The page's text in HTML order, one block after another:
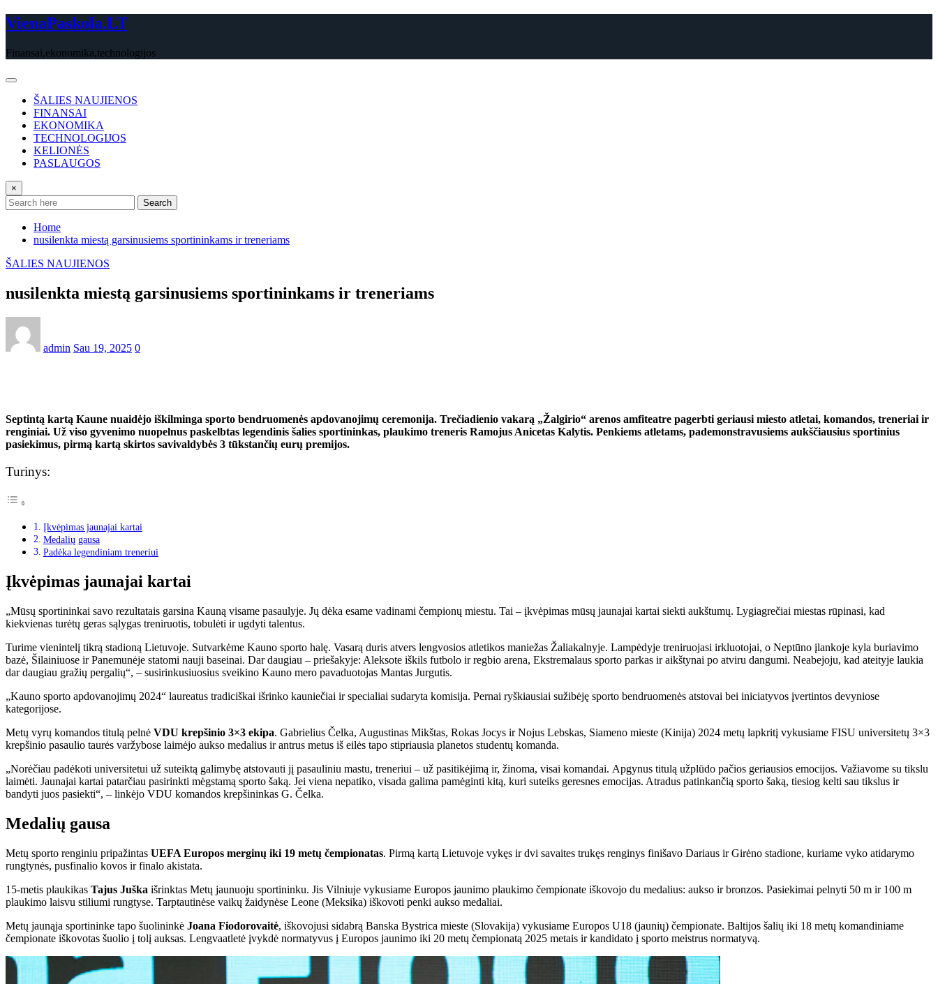
Skip
to
VienaPaskola.LT
Finansai,ekonomika,technologijos
ŠALIES NAUJIENOS
FINANSAI
EKONOMIKA
TECHNOLOGIJOS
KELIONĖS
PASLAUGOS
×
Search
Home
nusilenkta miestą garsinusiems sportininkams ir treneriams
ŠALIES NAUJIENOS
nusilenkta miestą garsinusiems sportininkams ir treneriams
admin Sau 19, 2025 0
Septintą kartą Kaune nuaidėjo iškilminga sporto bendruomenės apdovanojimų ceremonija. Trečiadienio vakarą „Žalgirio“ arenos amfiteatre pagerbti geriausi miesto atletai, komandos, treneriai ir
renginiai. Už viso gyvenimo nuopelnus paskelbtas legendinis šalies sportininkas, plaukimo treneris Ramojus Anicetas Kalytis. Penkiems atletams, pademonstravusiems aukščiausius sportinius
pasiekimus, pirmą kartą skirtos savivaldybės 3 tūkstančių eurų premijos.
Turinys:
Įkvėpimas jaunajai kartai
Medalių gausa
Padėka legendiniam treneriui
Įkvėpimas jaunajai kartai
„Mūsų sportininkai savo rezultatais garsina Kauną visame pasaulyje. Jų dėka esame vadinami čempionų miestu. Tai – įkvėpimas mūsų jaunajai kartai siekti aukštumų. Lygiagrečiai miestas rūpinasi, kad
kiekvienas turėtų geras sąlygas treniruotis, tobulėti ir ugdyti talentus.
Turime vienintelį tikrą stadioną Lietuvoje. Sutvarkėme Kauno sporto halę. Vasarą duris atvers lengvosios atletikos maniežas Žaliakalnyje. Lampėdyje treniruojasi irkluotojai, o Neptūno įlankoje kyla buriavimo
bazė, Šilainiuose ir Panemunėje statomi nauji baseinai. Dar daugiau – priešakyje: Aleksote iškils futbolo ir regbio arena, Ekstremalaus sporto parkas ir aikštynai po atviru dangumi. Neabejoju, kad ateityje laukia
dar daugiau gražių pergalių“, – susirinkusiuosius sveikino Kauno mero pavaduotojas Mantas Jurgutis.
„Kauno sporto apdovanojimų 2024“ laureatus tradiciškai išrinko kauniečiai ir specialiai sudaryta komisija. Pernai ryškiausiai sužibėję sporto bendruomenės atstovai bei iniciatyvos įvertintos devyniose
kategorijose.
Metų vyrų komandos titulą pelnė VDU krepšinio 3×3 ekipa. Gabrielius Čelka, Augustinas Mikštas, Rokas Jocys ir Nojus Lebskas, Siameno mieste (Kinija) 2024 metų lapkritį vykusiame FISU universitetų 3×3
krepšinio pasaulio taurės varžybose laimėjo aukso medalius ir antrus metus iš eilės tapo stipriausia planetos studentų komanda.
„Norėčiau padėkoti universitetui už suteiktą galimybę atstovauti jį pasauliniu mastu, treneriui – už pasitikėjimą ir, žinoma, visai komandai. Apgynus titulą užplūdo pačios geriausios emocijos. Važiavome su tikslu
laimėti. Jaunajai kartai patarčiau pasirinkti mėgstamą sporto šaką. Jei viena nepatiko, visada galima pamėginti kitą, kuri suteiks geresnes emocijas. Atradus patinkančią sporto šaką, tiesiog kelti sau tikslus ir
bandyti juos pasiekti“, – linkėjo VDU komandos krepšininkas G. Čelka.
Medalių gausa
Metų sporto renginiu pripažintas UEFA Europos merginų iki 19 metų čempionatas. Pirmą kartą Lietuvoje vykęs ir dvi savaites trukęs renginys finišavo Dariaus ir Girėno stadione, kuriame vyko atidarymo
rungtynės, pusfinalio kovos ir finalo akistata.
15-metis plaukikas Tajus Juška išrinktas Metų jaunuoju sportininku. Jis Vilniuje vykusiame Europos jaunimo plaukimo čempionate iškovojo du medalius: aukso ir bronzos. Pasiekimai pelnyti 50 m ir 100 m
plaukimo laisvu stiliumi rungtyse. Tarptautinėse vaikų žaidynėse Leone (Meksika) iškovoti penki aukso medaliai.
Metų jaunąja sportininke tapo šuolininkė Joana Fiodorovaitė, iškovojusi sidabrą Banska Bystrica mieste (Slovakija) vykusiame Europos U18 (jaunių) čempionate. Baltijos šalių iki 18 metų komandiniame
čempionate iškovotas šuolio į tolį auksas. Lengvaatletė įvykdė normatyvus į Europos jaunimo iki 20 metų čempionatą 2025 metais ir kandidato į sporto meistrus normatyvą.